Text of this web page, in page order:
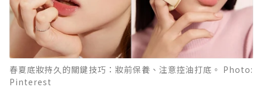
春夏底妝持久的關鍵技巧：妝前保養、注意控油打底。 Photo:
Pinterest